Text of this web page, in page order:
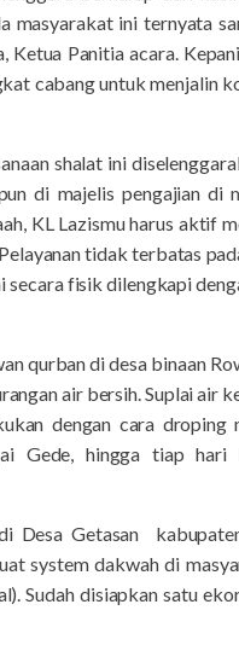
masyarakat ini ternyata
Panitia acara.
cabang untuk menjalin
shalat ini
di majelis pengajian di
KL Lazismu harus aktif
tidak terbatas
secara fisik dilengkapi
qurban di desa binaan
air bersih. Suplai air
dengan cara droping
Gede, hingga tiap
Desa Getasan
system dakwah di
Sudah disiapkan satu